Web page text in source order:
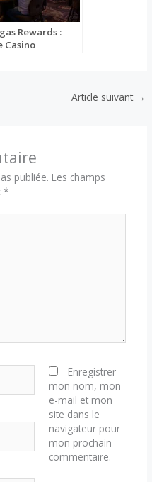
Rewards :
Casino
Article suivant →
publiée. Les champs
*
Enregistrer
mon nom, mon
e-mail et mon
site dans le
navigateur pour
mon prochain
commentaire.